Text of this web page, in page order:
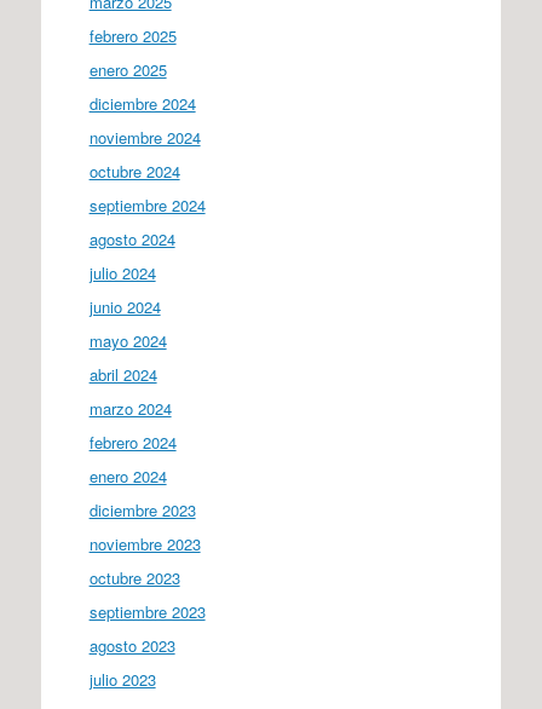
febrero 2025
enero 2025
diciembre 2024
noviembre 2024
octubre 2024
septiembre 2024
agosto 2024
julio 2024
junio 2024
mayo 2024
abril 2024
marzo 2024
febrero 2024
enero 2024
diciembre 2023
noviembre 2023
octubre 2023
septiembre 2023
agosto 2023
julio 2023